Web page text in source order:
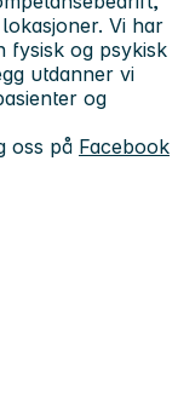
Vi har
fysisk og psykisk
utdanner vi
og
oss på Facebook